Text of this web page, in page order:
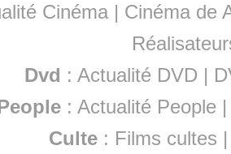
Cinéma | Cinéma de
Dvd : Actualité DVD |
:Actualité People
Culte : Films cultes